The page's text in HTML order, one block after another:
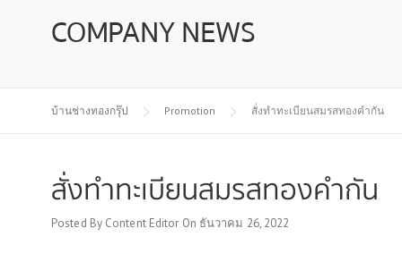
COMPANY NEWS
บ้านช่างทองกรุ๊ป Promotion สั่งทำทะเบียนสมรสทองคำกัน
สั่งทำทะเบียนสมรสทองคำกัน
Posted By Content Editor On ธันวาคม 26, 2022